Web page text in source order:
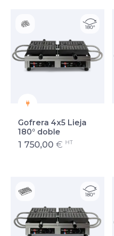
Gofrera 4x5 Lieja
180° doble
1 750,00 € HT